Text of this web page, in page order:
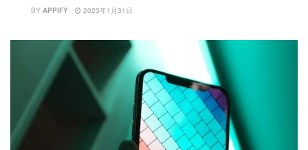
BY APPIFY 2023年1月31日